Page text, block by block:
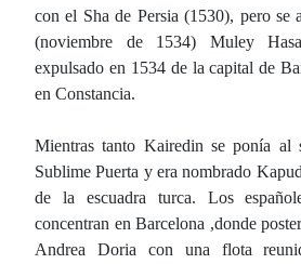
con el Sha de Persia (1530), pero se
(noviembre de 1534) Muley
expulsado en 1534 de la capital de
en Constancia.
Mientras tanto Kairedin se ponía al
Sublime Puerta y era nombrado
de la escuadra turca. Los
concentran en Barcelona ,donde
Andrea Doria con una flota